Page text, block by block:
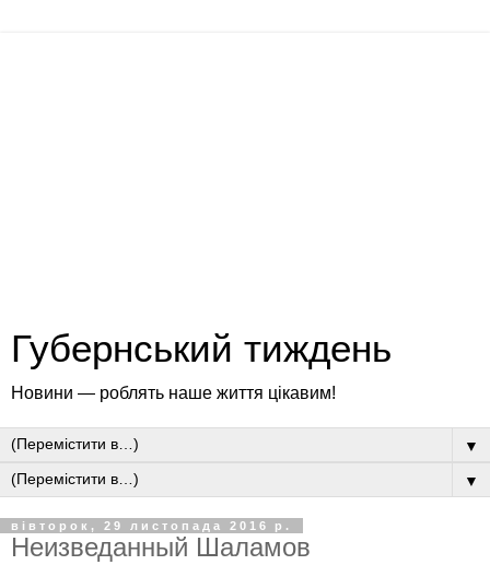
Губернський тиждень
Новини — роблять наше життя цікавим!
▼
▼
вівторок, 29 листопада 2016 р.
Неизведанный Шаламов